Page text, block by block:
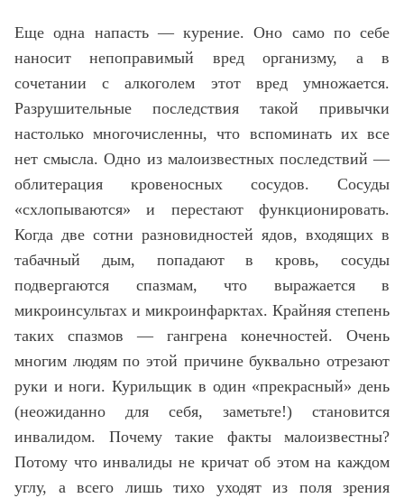
Еще одна напасть — курение. Оно само по себе
наносит непоправимый вред организму, а в
сочетании с алкоголем этот вред умножается.
Разрушительные последствия такой привычки
настолько многочисленны, что вспоминать их все
нет смысла. Одно из малоизвестных последствий —
облитерация кровеносных сосудов. Сосуды
«схлопываются» и перестают функционировать.
Когда две сотни разновидностей ядов, входящих в
табачный дым, попадают в кровь, сосуды
подвергаются спазмам, что выражается в
микроинсультах и микроинфарктах. Крайняя степень
таких спазмов — гангрена конечностей. Очень
многим людям по этой причине буквально отрезают
руки и ноги. Курильщик в один «прекрасный» день
(неожиданно для себя, заметьте!) становится
инвалидом. Почему такие факты малоизвестны?
Потому что инвалиды не кричат об этом на каждом
углу, а всего лишь тихо уходят из поля зрения